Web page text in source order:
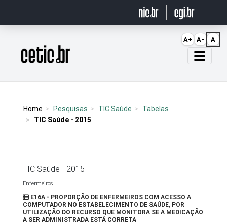
Página inicial
Home Pesquisas TIC Saúde
Tabelas
TIC Saúde - 2015
TIC Saúde - 2015
Enfermeiros
E16A - PROPORÇÃO DE ENFERMEIROS COM ACESSO A
COMPUTADOR NO ESTABELECIMENTO DE SAÚDE, POR
UTILIZAÇÃO DO RECURSO QUE MONITORA SE A MEDICAÇÃO
A SER ADMINISTRADA ESTÁ CORRETA
A+ A- A